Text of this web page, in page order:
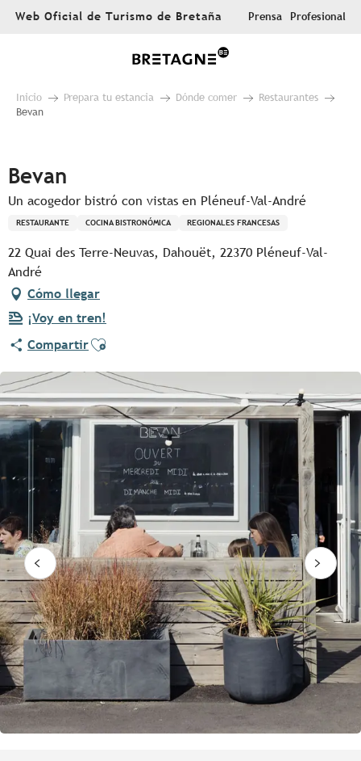
AllerWeb Oficial de Turismo de Bretaña Prensa Profesional
Inicio Prepara tu estancia Dónde comer
Restaurantes
Bevan
Bevan
Un acogedor bistró con vistas en Pléneuf-Val-André
RESTAURANTE COCINA BISTRONÓMICA REGIONALES FRANCESAS
22 Quai des Terre-Neuvas, Dahouët, 22370 Pléneuf-Val-
André
Cómo llegar
¡Voy en tren!
CompartirAjouter aux favoris